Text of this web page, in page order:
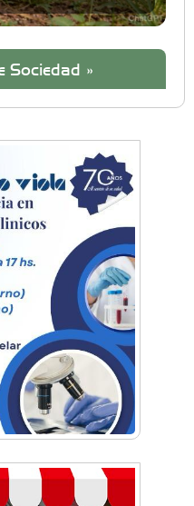
Sociedad »